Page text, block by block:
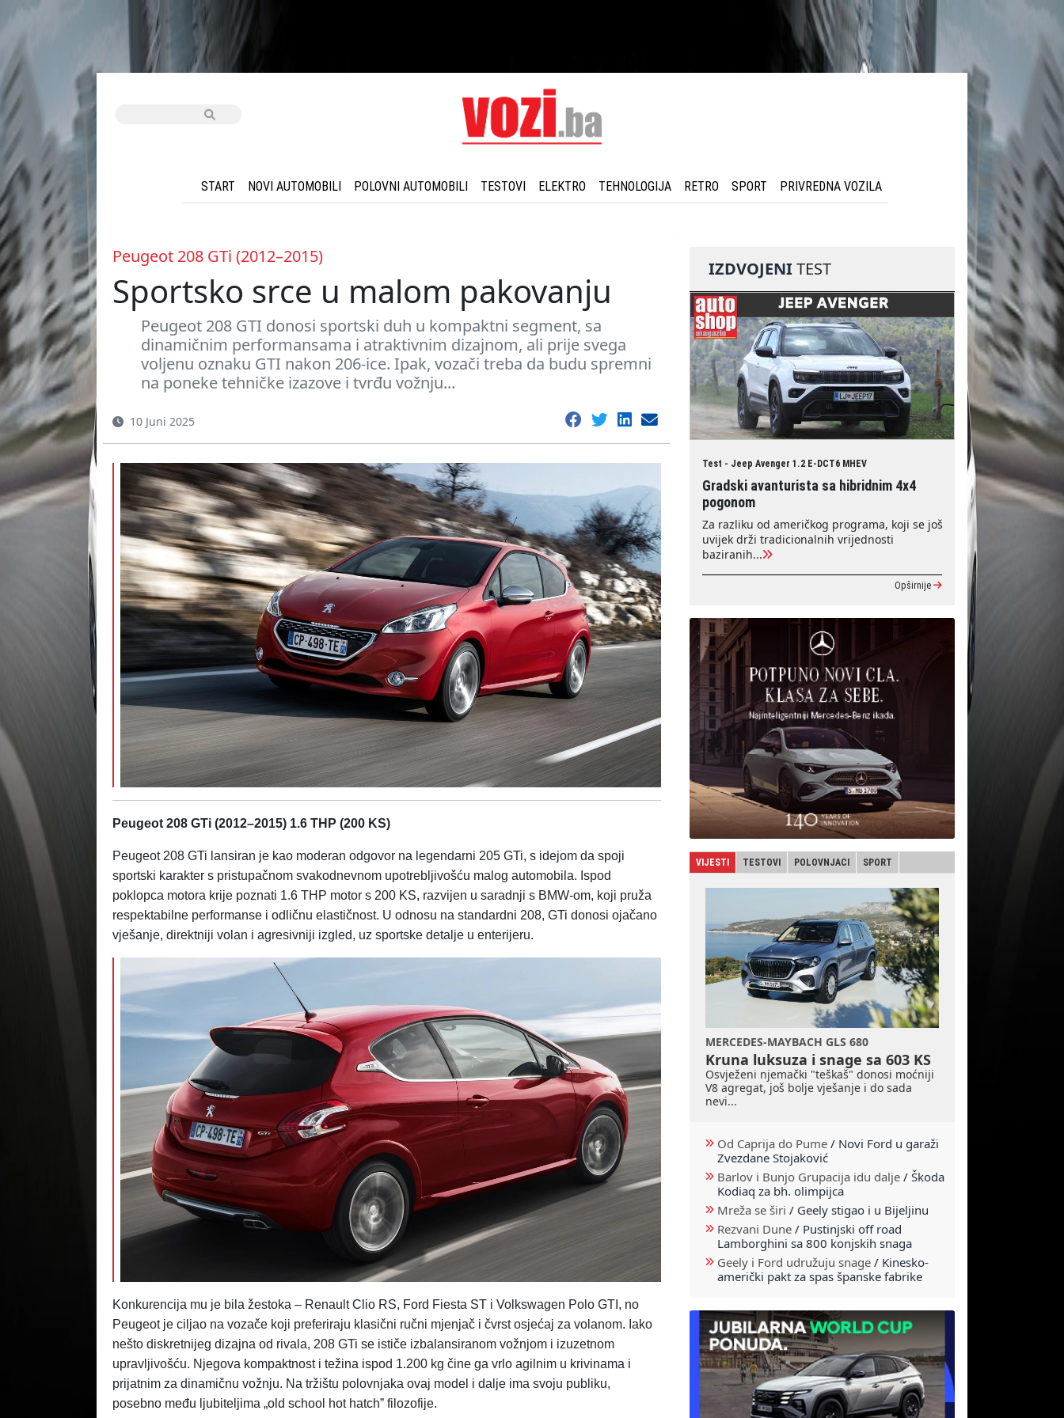
START NOVI AUTOMOBILI POLOVNI AUTOMOBILI TESTOVI ELEKTRO TEHNOLOGIJA RETRO SPORT PRIVREDNA VOZILA
Peugeot 208 GTi (2012–2015)
Sportsko srce u malom pakovanju
Peugeot 208 GTI donosi sportski duh u kompaktni segment, sa
dinamičnim performansama i atraktivnim dizajnom, ali prije svega
voljenu oznaku GTI nakon 206-ice. Ipak, vozači treba da budu spremni
na poneke tehničke izazove i tvrđu vožnju...
10 Juni 2025
Peugeot 208 GTi (2012–2015) 1.6 THP (200 KS)
Peugeot 208 GTi lansiran je kao moderan odgovor na legendarni 205 GTi, s idejom da spoji
sportski karakter s pristupačnom svakodnevnom upotrebljivošću malog automobila. Ispod
poklopca motora krije poznati 1.6 THP motor s 200 KS, razvijen u saradnji s BMW-om, koji pruža
respektabilne performanse i odličnu elastičnost. U odnosu na standardni 208, GTi donosi ojačano
vješanje, direktniji volan i agresivniji izgled, uz sportske detalje u enterijeru.
Konkurencija mu je bila žestoka – Renault Clio RS, Ford Fiesta ST i Volkswagen Polo GTI, no
Peugeot je ciljao na vozače koji preferiraju klasični ručni mjenjač i čvrst osjećaj za volanom. Iako
nešto diskretnijeg dizajna od rivala, 208 GTi se ističe izbalansiranom vožnjom i izuzetnom
upravljivošću. Njegova kompaktnost i težina ispod 1.200 kg čine ga vrlo agilnim u krivinama i
prijatnim za dinamičnu vožnju. Na tržištu polovnjaka ovaj model i dalje ima svoju publiku,
posebno među ljubiteljima „old school hot hatchˮ filozofije.
IZDVOJENITEST
Test - Jeep Avenger 1.2 E-DCT6 MHEV
Gradski avanturista sa hibridnim 4x4
pogonom
Za razliku od američkog programa, koji se još
uvijek drži tradicionalnih vrijednosti
baziranih...
Opširnije
VIJESTI TESTOVI POLOVNJACI SPORT
MERCEDES-MAYBACH GLS 680
Kruna luksuza i snage sa 603 KS
Osvježeni njemački "teškaš" donosi moćniji
V8 agregat, još bolje vješanje i do sada
nevi...
Od Caprija do Pume / Novi Ford u garaži
Zvezdane Stojaković
Barlov i Bunjo Grupacija idu dalje /Škoda
Kodiaq za bh. olimpijca
Mreža se širi / Geely stigao i u Bijeljinu
Rezvani Dune / Pustinjski off road
Lamborghini sa 800 konjskih snaga
Geely i Ford udružuju snage / Kinesko-
američki pakt za spas španske fabrike